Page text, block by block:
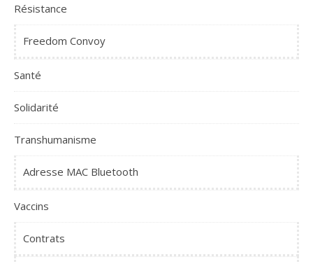
Résistance
Freedom Convoy
Santé
Solidarité
Transhumanisme
Adresse MAC Bluetooth
Vaccins
Contrats